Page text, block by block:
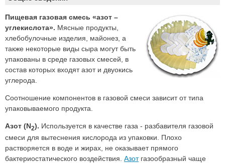
Пищевая газовая смесь «азот –
углекислота». Мясные продукты,
хлебобулочные изделия, майонез, а
также некоторые виды сыра могут быть
упакованы в среде газовых смесей, в
состав которых входят азот и двуокись
углерода.
Соотношение компонентов в газовой смеси зависит от типа
упаковываемого продукта.
Азот (N2). Используется в качестве газа - разбавителя газовой
смеси для вытеснения кислорода из упаковки. Плохо
растворяется в воде и жирах, не оказывает прямого
бактериостатического воздействия. Азотгазообразный чаще